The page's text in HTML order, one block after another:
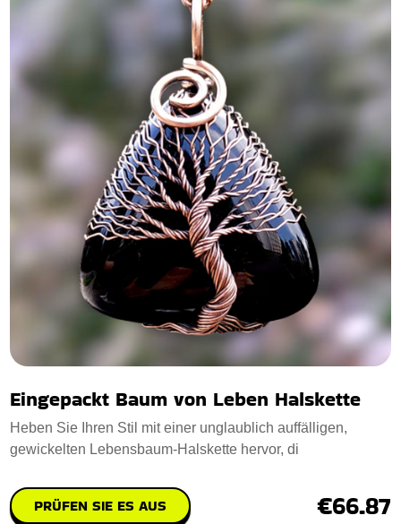
Eingepackt Baum von Leben Halskette
Heben Sie Ihren Stil mit einer unglaublich auffälligen,
gewickelten Lebensbaum-Halskette hervor, di
PRÜFEN SIE ES AUS €66.87